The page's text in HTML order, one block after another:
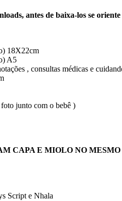
antes de baixa-los se
18X22cm
A5
, consultas médicas e
junto com o bebê )
CAPA E MIOLO NO
Script e Nhala